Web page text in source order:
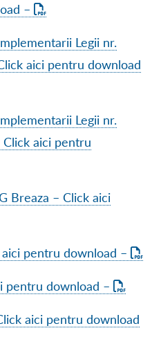
–
Legii nr.
aici pentru download
Legii nr.
aici pentru
Breaza – Click aici
pentru download –
pentru download –
aici pentru download